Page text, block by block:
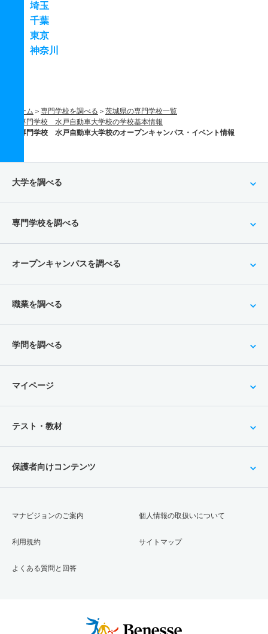
埼玉
千葉
東京
神奈川
ホーム 専門学校を調べる
茨城県の専門学校一覧
専門学校 水戸自動車大学校の学校基本情報
専門学校 水戸自動車大学校のオープンキャンパス・イベント情報
大学を調べる
専門学校を調べる
オープンキャンパスを調べる
職業を調べる
学問を調べる
マイページ
テスト・教材
保護者向けコンテンツ
マナビジョンのご案内
利用規約
よくある質問と回答
個人情報の取扱いについて
サイトマップ